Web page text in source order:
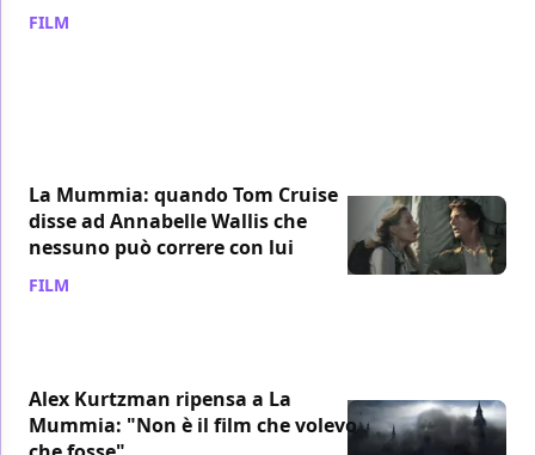
FILM
La Mummia: quando Tom Cruise
disse ad Annabelle Wallis che
nessuno può correre con lui
FILM
Alex Kurtzman ripensa a La
Mummia: "Non è il film che volevo